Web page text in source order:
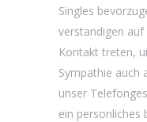
Singles
verstandigen
Kontakt treten,
Sympathie auch
unser
ein personliches